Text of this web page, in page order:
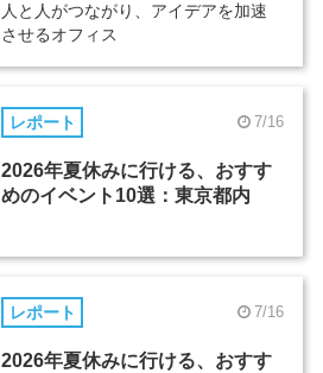
人と人がつながり、アイデアを加速
させるオフィス
レポート 7/16
2026年夏休みに行ける、おすす
めのイベント10選：東京都内
レポート 7/16
2026年夏休みに行ける、おすす